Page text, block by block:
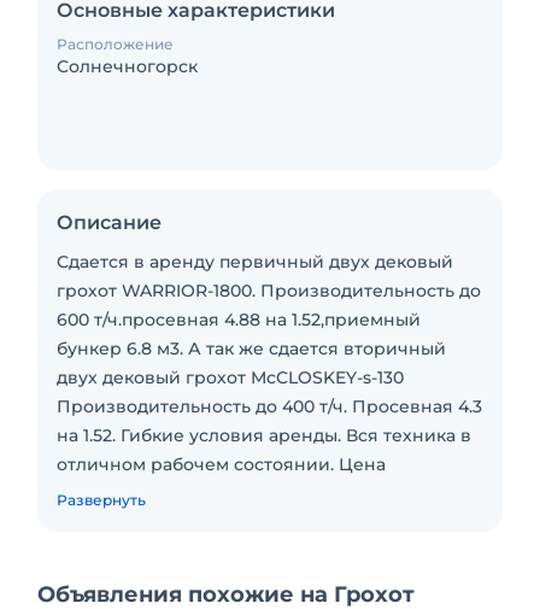
Основные характеристики
Расположение
Солнечногорск
Описание
Сдается в аренду первичный двух дековый
грохот WARRIOR-1800. Производительность до
600 т/ч.просевная 4.88 на 1.52,приемный
бункер 6.8 м3. А так же сдается вторичный
двух дековый грохот McCLOSKEY-s-130
Производительность до 400 т/ч. Просевная 4.3
на 1.52. Гибкие условия аренды. Вся техника в
отличном рабочем состоянии. Цена
договорная.Условия аренды,перевозки и т/д
Развернуть
Объявления похожие на Грохот